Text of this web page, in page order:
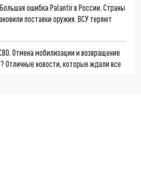
ошибка Palantir в России. Страны
поставки оружия. ВСУ теряют
Отмена мобилизации и возвращение
Отличные новости, которые ждали все